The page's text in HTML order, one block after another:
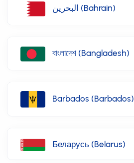
البحرين (Bahrain)
বাংলাদেশ (Bangladesh)
Barbados (Barbados)
Беларусь (Belarus)